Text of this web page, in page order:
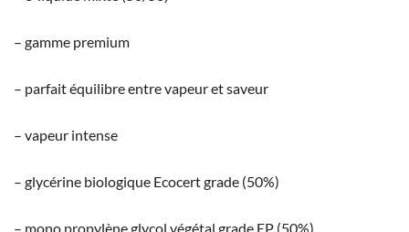
– gamme premium
– parfait équilibre entre vapeur et saveur
– vapeur intense
– glycérine biologique Ecocert grade (50%)
– mono propylène glycol végétal grade EP (50%)